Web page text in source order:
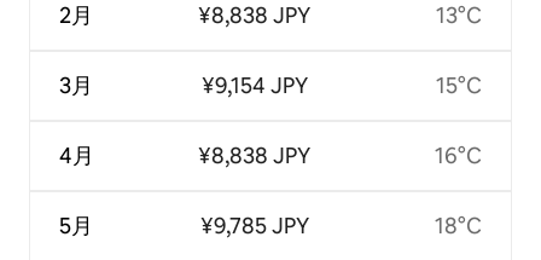
2月
3月
4月
5月
¥8,838 JPY
¥9,154 JPY
¥8,838 JPY
¥9,785 JPY
13°C
15°C
16°C
18°C